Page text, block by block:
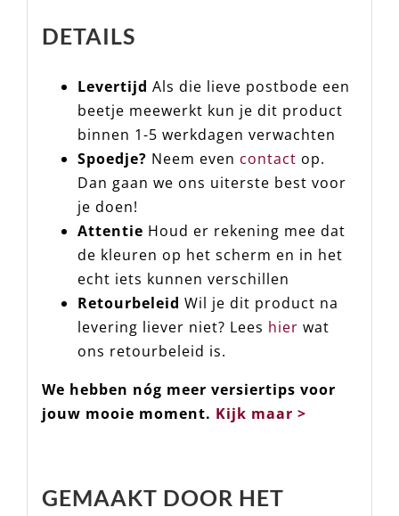
DETAILS
Levertijd Als die lieve postbode een
beetje meewerkt kun je dit product
binnen 1-5 werkdagen verwachten
Spoedje? Neem even contact op.
Dan gaan we ons uiterste best voor
je doen!
Attentie Houd er rekening mee dat
de kleuren op het scherm en in het
echt iets kunnen verschillen
Retourbeleid Wil je dit product na
levering liever niet? Lees hier wat
ons retourbeleid is.
We hebben nóg meer versiertips voor
jouw mooie moment. Kijk maar >
GEMAAKT DOOR HET